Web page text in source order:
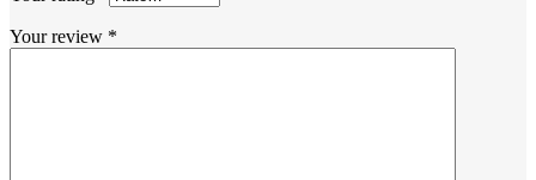
Your review *